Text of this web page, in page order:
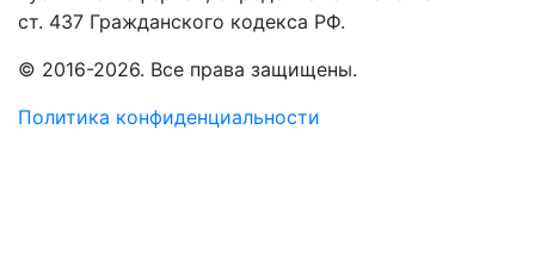
ст. 437 Гражданского кодекса РФ.
© 2016-2026. Все права защищены.
Политика конфиденциальности